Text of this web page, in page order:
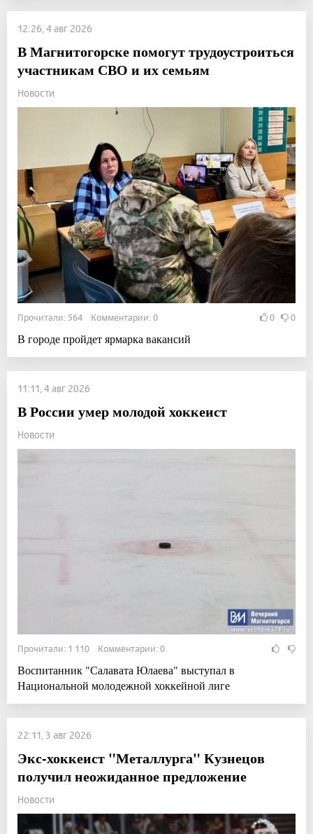
12:26, 4 авг 2026
В Магнитогорске помогут трудоустроиться
участникам СВО и их семьям
Новости
Прочитали: 564 Комментарии: 0 0 0
В городе пройдет ярмарка вакансий
11:11, 4 авг 2026
В России умер молодой хоккеист
Новости
Прочитали: 1 110 Комментарии: 0
Воспитанник "Салавата Юлаева" выступал в
Национальной молодежной хоккейной лиге
22:11, 3 авг 2026
Экс-хоккеист "Металлурга" Кузнецов
получил неожиданное предложение
Новости